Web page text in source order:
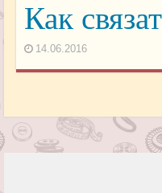
Как
14.06.2016